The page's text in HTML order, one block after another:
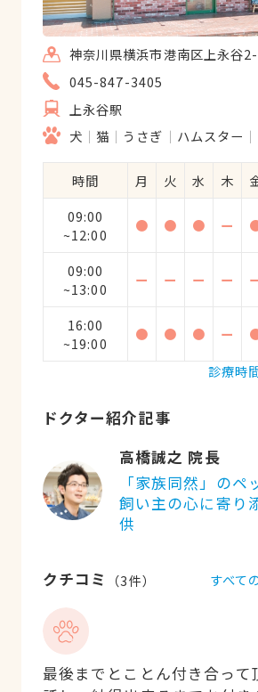
神奈川県横浜市港南区上永谷
045-847-3405
上永谷駅
犬
猫 うさぎ ハムスター
時間 月 火 水 木
09:00
~12:00
● ● ● ー
09:00
~13:00
ー ー ー ー
16:00
~19:00
● ● ● ー
診療時
ドクター紹介記事
高橋誠之 院長
「家族同然」のペ
飼い主の心に寄り
供
クチコミ （3件）
最後までとことん付き合って
すべて